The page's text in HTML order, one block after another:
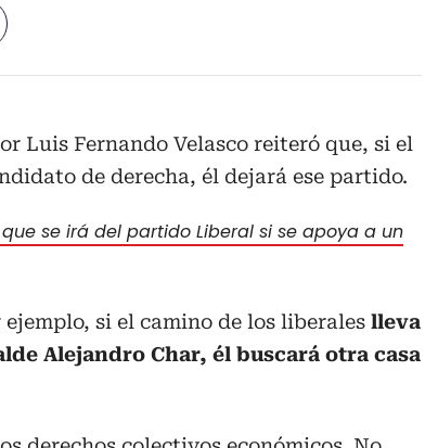
Luis Fernando Velasco reiteró que, si el
de derecha, él dejará ese partido.
se irá del partido Liberal si se apoya a un
si el camino de los liberales lleva
Alejandro Char, él buscará otra casa